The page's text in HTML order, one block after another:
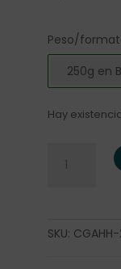
Peso/
250g en
Hay
Café
SKU: